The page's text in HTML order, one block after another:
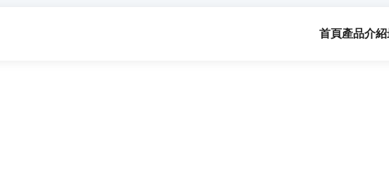
首頁產品介紹